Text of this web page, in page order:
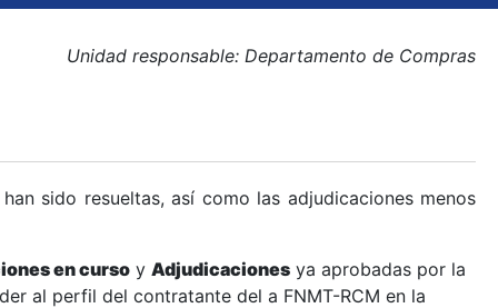
Unidad responsable: Departamento de Compras
sido resueltas, así como las adjudicaciones menos
en curso y Adjudicaciones ya aprobadas por la
al perfil del contratante del a FNMT-RCM en la